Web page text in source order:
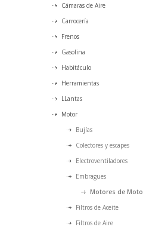
Cámaras de Aire
Carrocería
Frenos
Gasolina
Habitáculo
Herramientas
LLantas
Motor
Bujías
Colectores y escapes
Electroventiladores
Embragues
Motores de Moto
Filtros de Aceite
Filtros de Aire